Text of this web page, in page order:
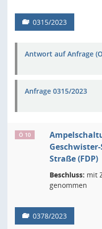
0315/2023
Antwort auf Anfrage
Anfrage 0315/2023
Ö 10
Straße (FDP)
Beschluss: mit
genommen
0378/2023